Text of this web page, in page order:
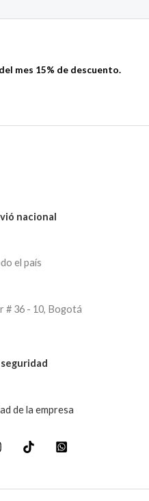
mes 15% de descuento.
nacional
el país
# 36 - 10, Bogotá
de la empresa